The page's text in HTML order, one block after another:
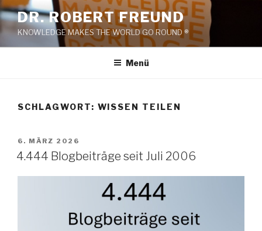
Zum
Inhalt
springen
DR. ROBERT FREUND
KNOWLEDGE MAKES THE WORLD GO ROUND ®
Menü
SCHLAGWORT: WISSEN TEILEN
VERÖFFENTLICHT
AM
6. MÄRZ 2026
4.444 Blogbeiträge seit Juli 2006